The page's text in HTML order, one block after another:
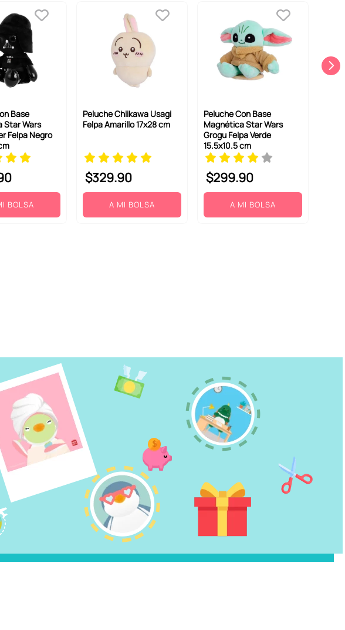
Base
Star Wars
Felpa Negro
BOLSA
Peluche Chiikawa Usagi
Felpa Amarillo 17x28 cm
$329.90
A MI BOLSA
Peluche Con Base
Magnética Star Wars
Grogu Felpa Verde
15.5x10.5 cm
$299.90
A MI BOLSA